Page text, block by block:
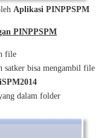
Aplikasi PINPPSPM
PINPPSPM
file
satker bisa mengambil file
dalam folder